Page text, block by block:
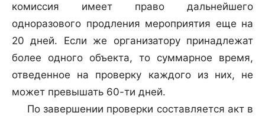
комиссия имеет право дальнейшего
одноразового продления мероприятия еще на
20 дней. Если же организатору принадлежат
более одного объекта, то суммарное время,
отведенное на проверку каждого из них, не
может превышать 60-ти дней.
По завершении проверки составляется акт в